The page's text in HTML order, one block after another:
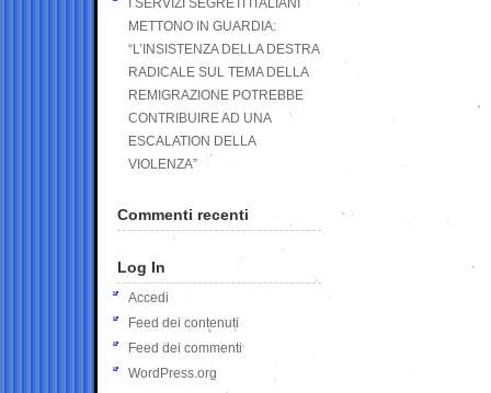
I SERVIZI SEGRETI ITALIANI
METTONO IN GUARDIA:
“L’INSISTENZA DELLA DESTRA
RADICALE SUL TEMA DELLA
REMIGRAZIONE POTREBBE
CONTRIBUIRE AD UNA
ESCALATION DELLA
VIOLENZA”
Commenti recenti
Log In
Accedi
Feed dei contenuti
Feed dei commenti
WordPress.org